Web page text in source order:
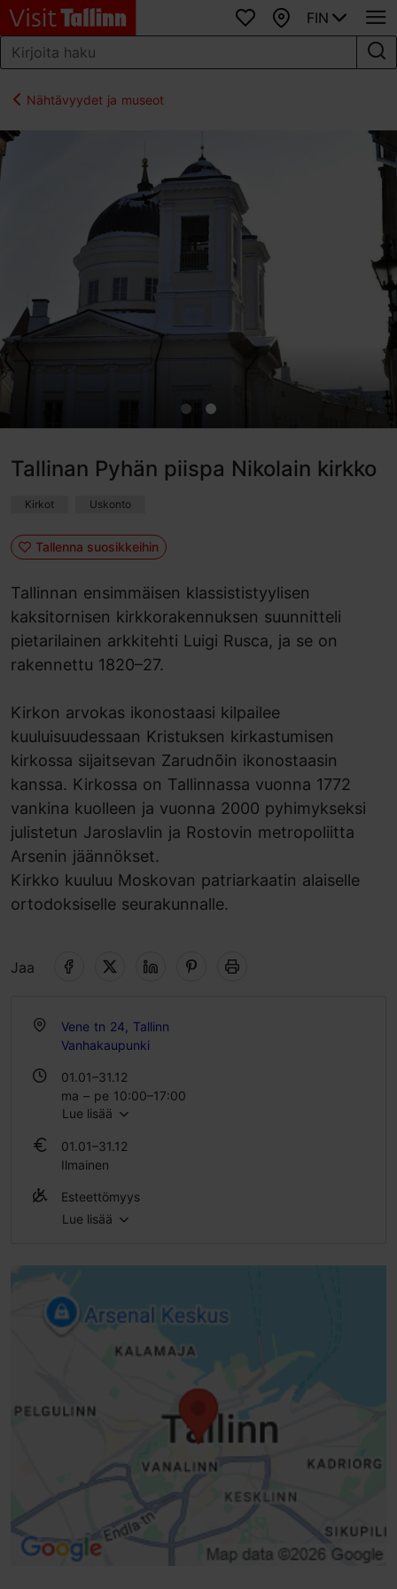
SuosikitKartta
FIN
Nähtävyydet ja museot
Tallinan Pyhän piispa Nikolain kirkko
Kirkot Uskonto
Tallenna suosikkeihin
Tallinnan ensimmäisen klassististyylisen
kaksitornisen kirkkorakennuksen suunnitteli
pietarilainen arkkitehti Luigi Rusca, ja se on
rakennettu 1820–27.
Kirkon arvokas ikonostaasi kilpailee
kuuluisuudessaan Kristuksen kirkastumisen
kirkossa sijaitsevan Zarudnõin ikonostaasin
kanssa. Kirkossa on Tallinnassa vuonna 1772
vankina kuolleen ja vuonna 2000 pyhimykseksi
julistetun Jaroslavlin ja Rostovin metropoliitta
Arsenin jäännökset.
Kirkko kuuluu Moskovan patriarkaatin alaiselle
ortodoksiselle seurakunnalle.
Jaa
Vene tn 24, Tallinn
Vanhakaupunki
01.01–31.12
ma – pe 10:00–17:00
la 09:00–19:00
Lue lisää
01.01–31.12
Ilmainen
Esteettömyys
Ei pääsyä sähköpyörätuolilla
Ei pääsyä skootterilla
Ei pääsyä pyörätuolilla
Korkea kynnys (h > 25 mm)
Lue lisää